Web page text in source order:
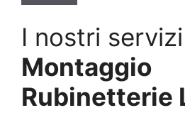
I nostri
Montaggio
Rubinetterie